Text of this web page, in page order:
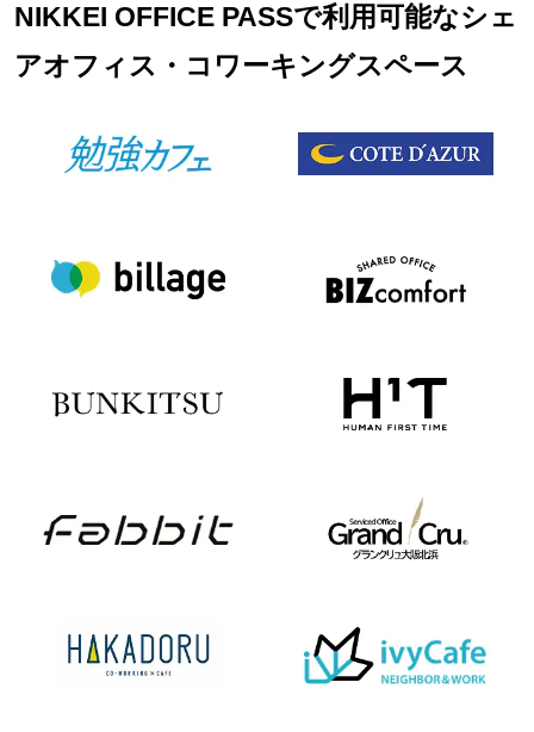
NIKKEI OFFICE PASSで利用可能なシェ
アオフィス・コワーキングスペース